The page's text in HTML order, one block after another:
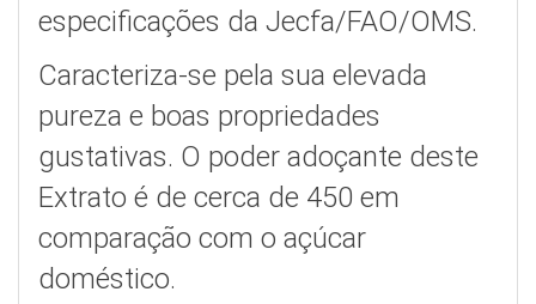
especificações da Jecfa/FAO/OMS.
Caracteriza-se pela sua elevada
pureza e boas propriedades
gustativas. O poder adoçante deste
Extrato é de cerca de 450 em
comparação com o açúcar
doméstico.